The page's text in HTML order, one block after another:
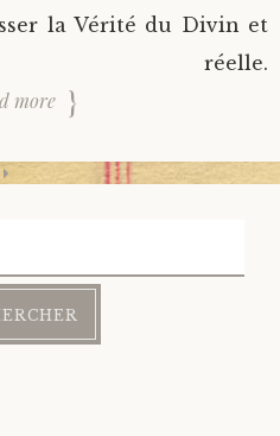
la Vérité du Divin et
réelle.
more